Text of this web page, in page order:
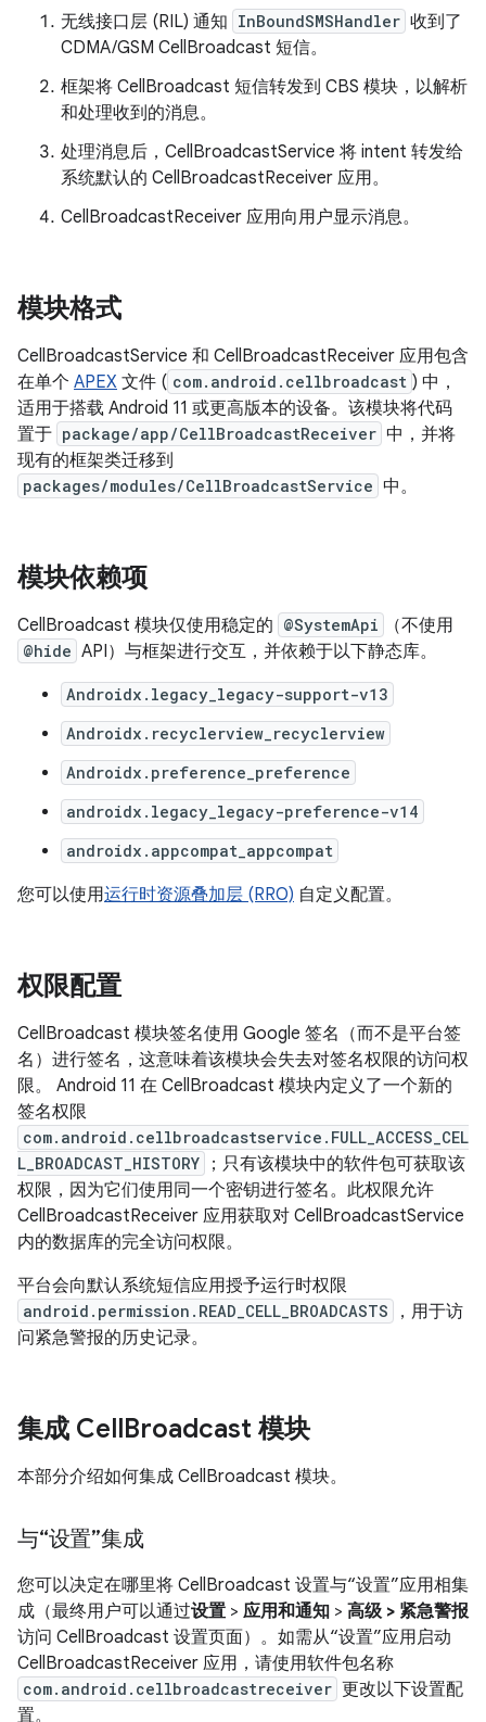
无线接口层 (RIL) 通知 InBoundSMSHandler 收到了
CDMA/GSM CellBroadcast 短信。
框架将 CellBroadcast 短信转发到 CBS 模块，以解析
和处理收到的消息。
处理消息后，CellBroadcastService 将 intent 转发给
系统默认的 CellBroadcastReceiver 应用。
CellBroadcastReceiver 应用向用户显示消息。
模块格式
CellBroadcastService 和 CellBroadcastReceiver 应用包含
在单个 APEX 文件 ( com.android.cellbroadcast ) 中，
适用于搭载 Android 11 或更高版本的设备。该模块将代码
置于 package/app/CellBroadcastReceiver 中，并将
现有的框架类迁移到
packages/modules/CellBroadcastService 中。
模块依赖项
CellBroadcast 模块仅使用稳定的 @SystemApi （不使用
@hide API）与框架进行交互，并依赖于以下静态库。
Androidx.legacy_legacy-support-v13
Androidx.recyclerview_recyclerview
Androidx.preference_preference
androidx.legacy_legacy-preference-v14
androidx.appcompat_appcompat
您可以使用运行时资源叠加层 (RRO) 自定义配置。
权限配置
CellBroadcast 模块签名使用 Google 签名（而不是平台签
名）进行签名，这意味着该模块会失去对签名权限的访问权
限。 Android 11 在 CellBroadcast 模块内定义了一个新的
签名权限
com.android.cellbroadcastservice.FULL_ACCESS_CEL
L_BROADCAST_HISTORY
；只有该模块中的软件包可获取该
权限，因为它们使用同一个密钥进行签名。此权限允许
CellBroadcastReceiver 应用获取对 CellBroadcastService
内的数据库的完全访问权限。
平台会向默认系统短信应用授予运行时权限
android.permission.READ_CELL_BROADCASTS
，用于访
问紧急警报的历史记录。
集成 CellBroadcast 模块
本部分介绍如何集成 CellBroadcast 模块。
与“设置”集成
您可以决定在哪里将 CellBroadcast 设置与“设置”应用相集
成（最终用户可以通过设置 > 应用和通知 > 高级 > 紧急警报
访问 CellBroadcast 设置页面）。如需从“设置”应用启动
CellBroadcastReceiver 应用，请使用软件包名称
com.android.cellbroadcastreceiver 更改以下设置配
置。